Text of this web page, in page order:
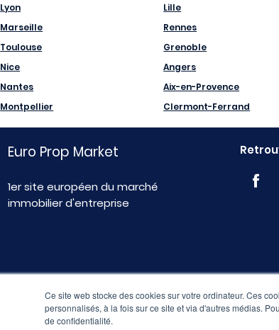
Ce site web stocke des cookies sur votre ordinateur. Ces
personnalisés, à la fois sur ce site et via d'autres médias.
de confidentialité.
Lyon
Marseille
Toulouse
Nice
Nantes
Montpellier
Lille
Rennes
Grenoble
Angers
Aix-en-Provence
Clermont-Ferrand
Euro Prop Market
1er site européen du marché
immobilier d'entreprise